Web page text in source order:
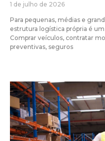
1 de julho de 2026
Para pequenas, médias e
estrutura logística própria é
Comprar veículos, contratar
preventivas, seguros